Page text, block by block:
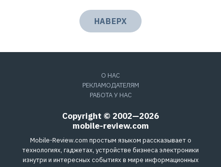
НАВЕРХ
О НАС
РЕКЛАМОДАТЕЛЯМ
РАБОТА У НАС
Copyright © 2002—2026
mobile-review.com
Mobile-Review.com простым языком рассказывает о
технологиях, гаджетах, устройстве бизнеса электроники
изнутри и интересных событиях в мире информационных